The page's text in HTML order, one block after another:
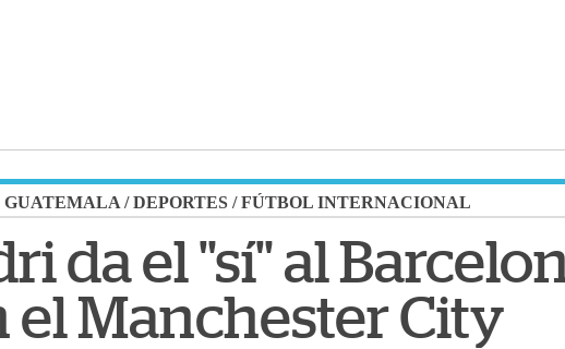
GUATEMALA /DEPORTES /FÚTBOL INTERNACIONAL
da el "sí" al
el Manchester City